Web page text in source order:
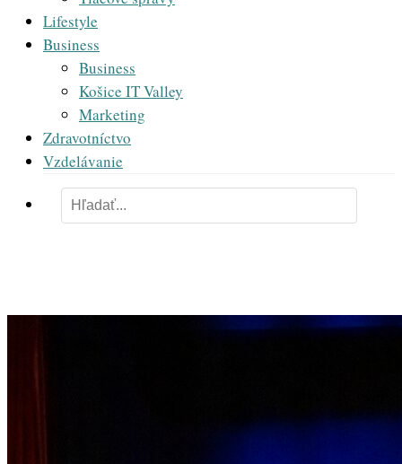
Lifestyle
Business
Business
Košice IT Valley
Marketing
Zdravotníctvo
Vzdelávanie